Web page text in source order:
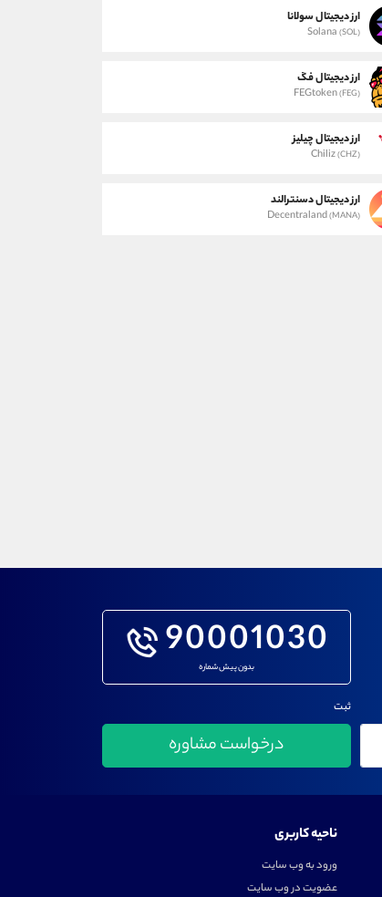
ارز دیجیتال سولانا
Solana (SOL)
ارز دیجیتال فگ
FEGtoken(FEG)
ارز دیجیتال چیلیز
Chiliz(CHZ)
ارز دیجیتال دسنترالند
Decentraland(MANA)
90001030
بدون پیش شماره
ثبت
ناحیه کاربری
ورود به وب سایت
عضویت در وب سایت